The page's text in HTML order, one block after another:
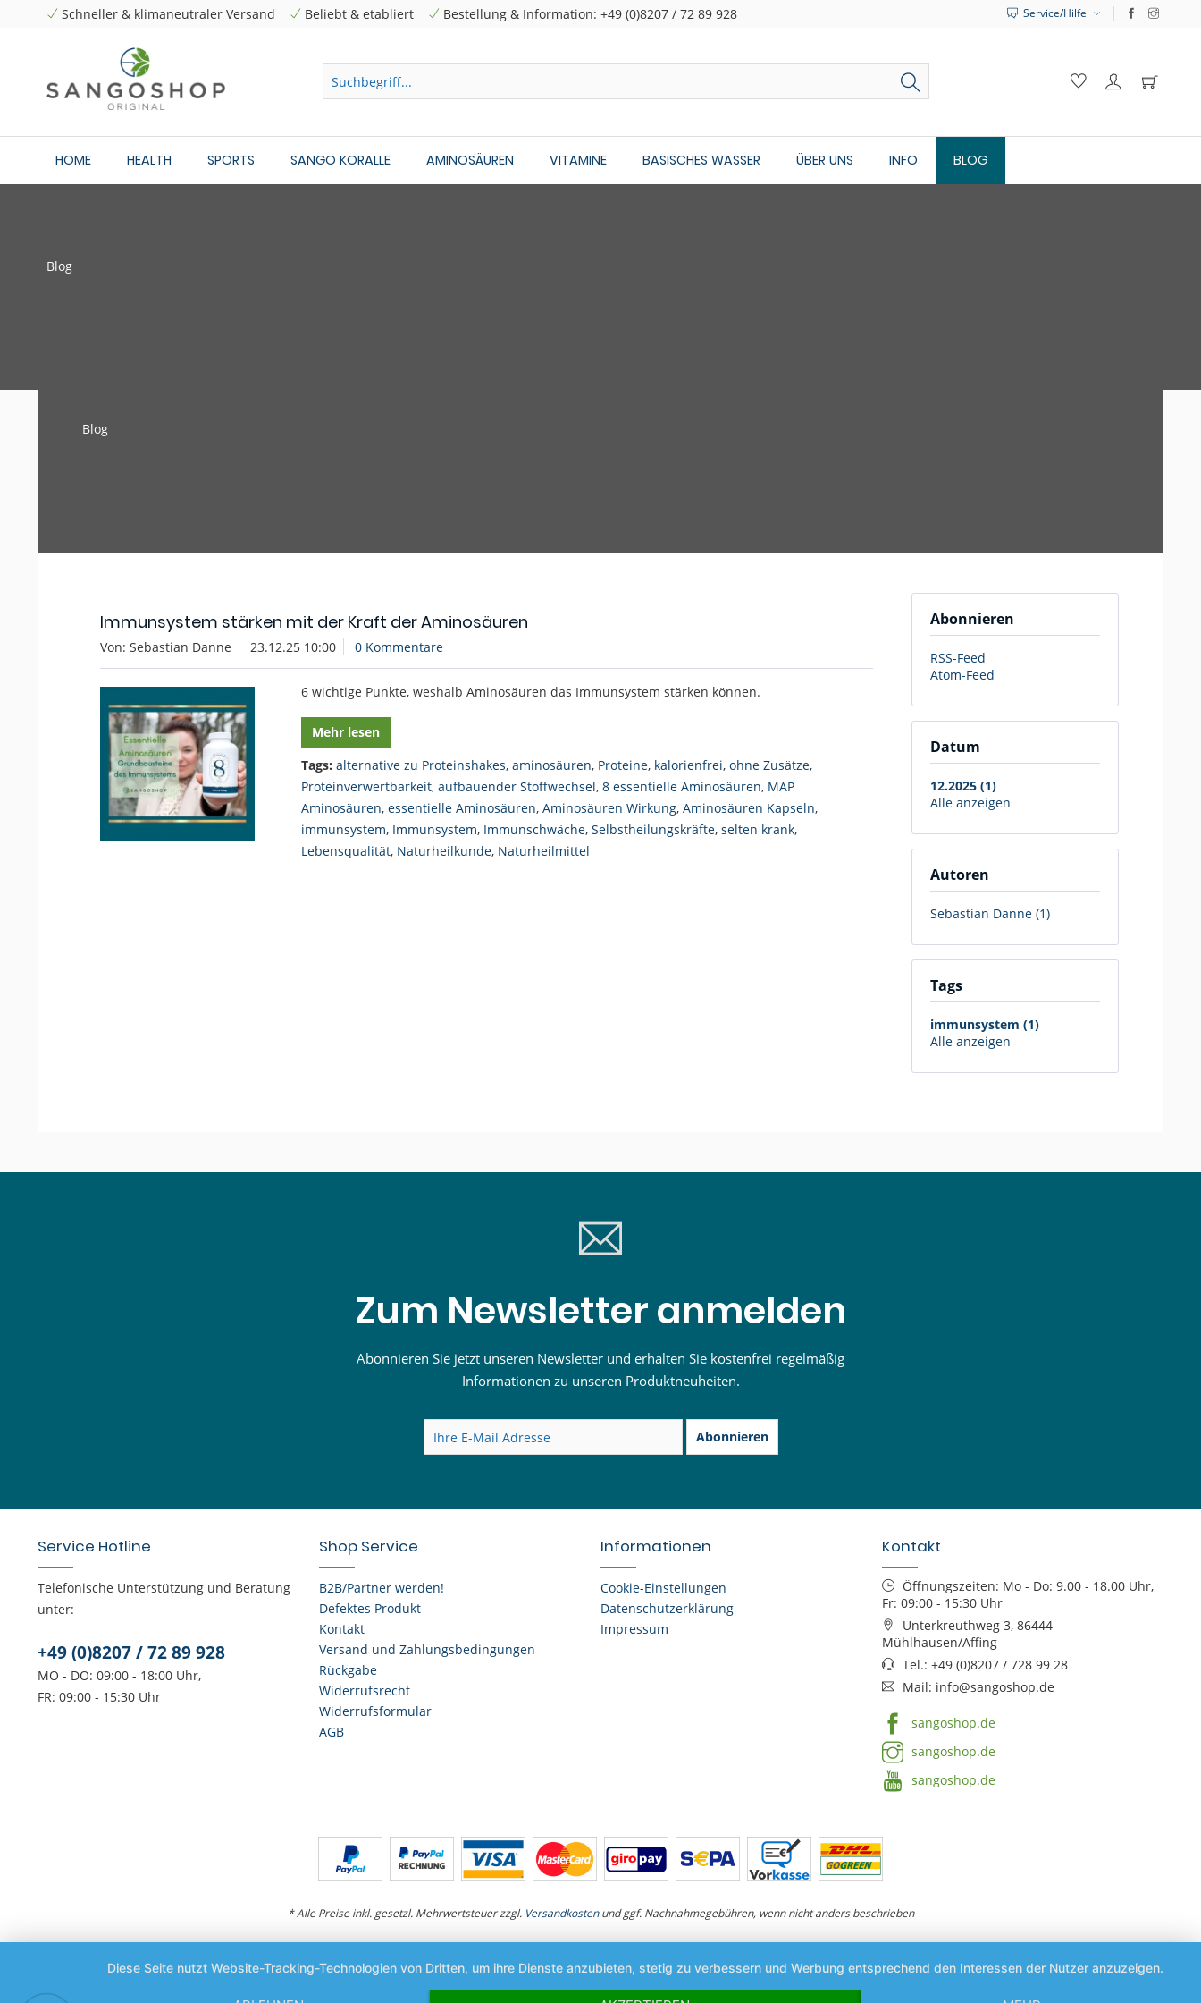
Schneller & klimaneutraler Versand Beliebt & etabliert Bestellung & Information: +49 (0)8207 / 72 89 928 Service/Hilfe
HOME HEALTH SPORTS SANGO KORALLE AMINOSÄUREN VITAMINE BASISCHES WASSER ÜBER UNS INFO BLOG
Blog
Blog
Abonnieren
RSS-Feed
Atom-Feed
Datum
12.2025 (1)
Alle anzeigen
Autoren
Sebastian Danne (1)
Tags
immunsystem (1)
Alle anzeigen
Immunsystem stärken mit der Kraft der Aminosäuren
Von: Sebastian Danne 23.12.25 10:00 0 Kommentare
6 wichtige Punkte, weshalb Aminosäuren das Immunsystem stärken können.
Mehr lesen
Tags: alternative zu Proteinshakes, aminosäuren, Proteine, kalorienfrei, ohne Zusätze,
Proteinverwertbarkeit, aufbauender Stoffwechsel, 8 essentielle Aminosäuren, MAP
Aminosäuren, essentielle Aminosäuren, Aminosäuren Wirkung, Aminosäuren Kapseln,
immunsystem, Immunsystem, Immunschwäche, Selbstheilungskräfte, selten krank,
Lebensqualität, Naturheilkunde, Naturheilmittel
Zum Newsletter anmelden
Abonnieren Sie jetzt unseren Newsletter und erhalten Sie kostenfrei regelmäßig
Informationen zu unseren Produktneuheiten.
Abonnieren
Service Hotline
Telefonische Unterstützung und Beratung
unter:
+49 (0)8207 / 72 89 928
MO - DO: 09:00 - 18:00 Uhr,
FR: 09:00 - 15:30 Uhr
Shop Service
B2B/Partner werden!
Defektes Produkt
Kontakt
Versand und Zahlungsbedingungen
Rückgabe
Widerrufsrecht
Widerrufsformular
AGB
Informationen
Cookie-Einstellungen
Datenschutzerklärung
Impressum
Kontakt
Öffnungszeiten: Mo - Do: 9.00 - 18.00 Uhr,
Fr: 09:00 - 15:30 Uhr
Unterkreuthweg 3, 86444
Mühlhausen/Affing
Tel.: +49 (0)8207 / 728 99 28
Mail: info@sangoshop.de
sangoshop.de
sangoshop.de
sangoshop.de
* Alle Preise inkl. gesetzl. Mehrwertsteuer zzgl. Versandkostenund ggf. Nachnahmegebühren, wenn nicht anders beschrieben
Diese Seite nutzt Website-Tracking-Technologien von Dritten, um ihre Dienste anzubieten, stetig zu verbessern und Werbung entsprechend den Interessen der Nutzer anzuzeigen.